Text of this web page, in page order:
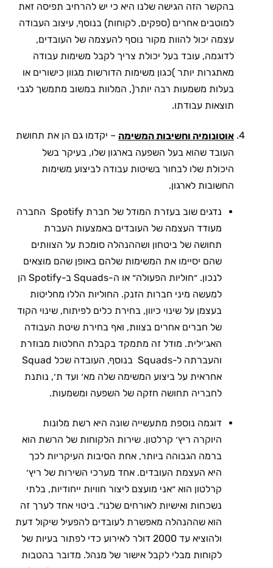
בהקשר הזה הגישה שלנו היא כי יש להרחיב תפיסה זאת
למוטבים אחרים (ספקים, לקוחות) בנוסף, עיצוב העבודה
עצמה יכול להוות מקור נוסף להעצמה של העובדים,
לדוגמה, עובד בעל יכולת צריך לקבל משימות עבודה
מאתגרות יותר )כגון משימות הדורשות מגוון כישורים או
בעלות משמעות רבה יותר(, המלוות במשוב מתמשך לגבי
תוצאות עבודתו.
אוטונומיה וחשיבות המשימה – יקדמו גם הן את תחושת
העובד שהוא בעל השפעה בארגון שלו, בעיקר בשל
היכולת שלו לבחור בשיטות עבודה לביצוע משימות
החשובות לארגון.
נדגים שוב בעזרת המודל של חברת Spotify החברה
מעודד העצמה של העובדים באמצעות העברת
תחושה של ביטחון ושההנהלה סומכת על הצוותים
שהם יסיימו את המשימות שלהם באופן שהם מוצאים
לנכון. ״חוליות הפעולה״ או ה-Squads ב-Spotify הן
למעשה מיני חברות הזנק. החוליות הללו מחליטות
בעצמן על שינוי כיוון, בחירת כלים לפיתוח, שינוי הקוד
של חברים אחרים בצוות, ואף בחירת שיטת העבודה
האג׳ילית. מודל זה מתמקד בקבלת החלטות מבוזרת
והעברתה ל-Squads בנוסף, העובדה שכל Squad
אחראית על ביצוע המשימה שלה מא׳ ועד ת׳, נותנת
לחבריה תחושה חזקה של השפעה ומשמעות.
דוגמה נוספת מתעשייה שונה היא רשת מלונות
היוקרה ריץ׳ קרלטון. שירות הלקוחות של הרשת הוא
ברמה הגבוהה ביותר, אחת הסיבות העיקריות לכך
היא העצמת העובדים. אחד מערכי השירות של ריץ׳
קרלטון הוא ״אני מועצם ליצור חוויות ייחודיות, בלתי
נשכחות ואישיות לאורחים שלנו״. ביטוי אחד לערך זה
הוא שההנהלה מאפשרת לעובדים להפעיל שיקול דעת
ולהוציא עד 2000 דולר לאירוע כדי לפתור בעיות של
לקוחות מבלי לקבל אישור של מנהל. מדובר בהטבות